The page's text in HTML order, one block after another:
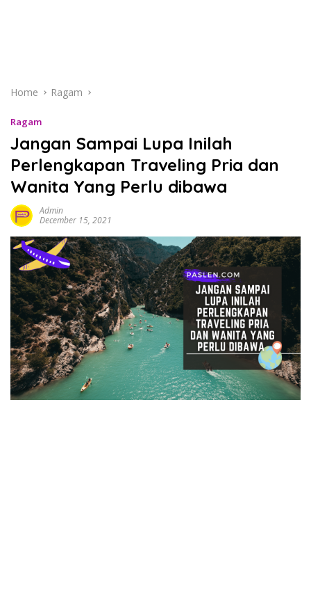
Home Ragam
Ragam
Jangan Sampai Lupa Inilah
Perlengkapan Traveling Pria dan
Wanita Yang Perlu dibawa
Admin
December 15, 2021